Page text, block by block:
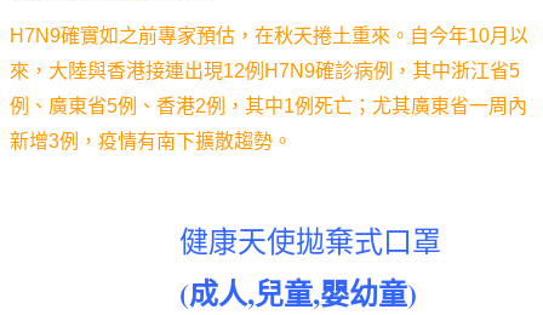
H7N9確實如之前專家預估，在秋天捲土重來。自今年10月以
來，大陸與香港接連出現12例H7N9確診病例，其中浙江省5
例、廣東省5例、香港2例，其中1例死亡；尤其廣東省一周內
新增3例，疫情有南下擴散趨勢。
健康天使拋棄式口罩
(成人,兒童,嬰幼童)